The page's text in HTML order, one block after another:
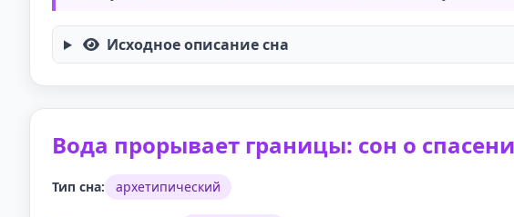
Исходное описание сна
Вода прорывает границы: сон о
Тип сна: архетипический